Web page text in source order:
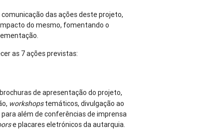
das ações deste projeto,
do mesmo, fomentando o
as 7 ações previstas:
de apresentação do projeto,
workshopstemáticos, divulgação ao
além de conferências de imprensa
e placares eletrónicos da autarquia.